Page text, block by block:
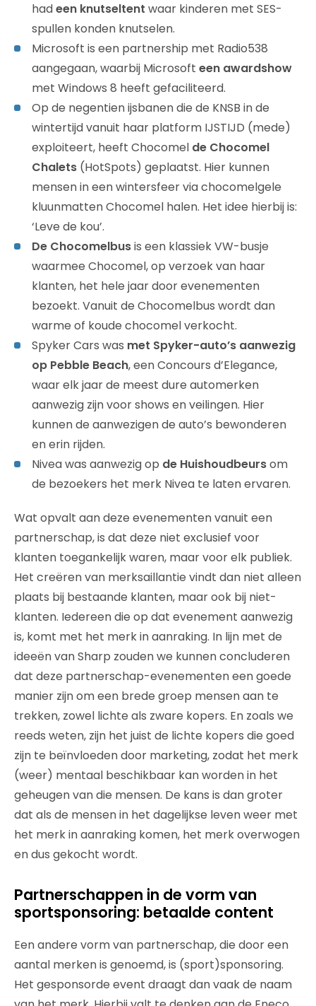
hadeen knutseltent waar kinderen met SES-
spullen konden knutselen.
Microsoft is een partnership met Radio538
aangegaan, waarbij Microsoft een awardshow
met Windows 8 heeft gefaciliteerd.
Op de negentien ijsbanen die de KNSB in de
wintertijd vanuit haar platform IJSTIJD (mede)
exploiteert, heeft Chocomel de Chocomel
Chalets (HotSpots) geplaatst. Hier kunnen
mensen in een wintersfeer via chocomelgele
kluunmatten Chocomel halen. Het idee hierbij is:
‘Leve de kou’.
De Chocomelbusis een klassiek VW-busje
waarmee Chocomel, op verzoek van haar
klanten, het hele jaar door evenementen
bezoekt. Vanuit de Chocomelbus wordt dan
warme of koude chocomel verkocht.
Spyker Cars was met Spyker-auto’s aanwezig
op Pebble Beach, een Concours d’Elegance,
waar elk jaar de meest dure automerken
aanwezig zijn voor shows en veilingen. Hier
kunnen de aanwezigen de auto’s bewonderen
en erin rijden.
Nivea was aanwezig op de Huishoudbeursom
de bezoekers het merk Nivea te laten ervaren.
Wat opvalt aan deze evenementen vanuit een
partnerschap, is dat deze niet exclusief voor
klanten toegankelijk waren, maar voor elk publiek.
Het creëren van merksaillantie vindt dan niet alleen
plaats bij bestaande klanten, maar ook bij niet-
klanten. Iedereen die op dat evenement aanwezig
is, komt met het merk in aanraking. In lijn met de
ideeën van Sharp zouden we kunnen concluderen
dat deze partnerschap-evenementen een goede
manier zijn om een brede groep mensen aan te
trekken, zowel lichte als zware kopers. En zoals we
reeds weten, zijn het juist de lichte kopers die goed
zijn te beïnvloeden door marketing, zodat het merk
(weer) mentaal beschikbaar kan worden in het
geheugen van die mensen. De kans is dan groter
dat als de mensen in het dagelijkse leven weer met
het merk in aanraking komen, het merk overwogen
en dus gekocht wordt.
Partnerschappen in de vorm van
sportsponsoring: betaalde content
Een andere vorm van partnerschap, die door een
aantal merken is genoemd, is (sport)sponsoring.
Het gesponsorde event draagt dan vaak de naam